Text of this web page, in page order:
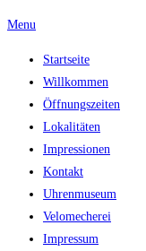
Menu
Startseite
Willkommen
Öffnungszeiten
Lokalitäten
Impressionen
Kontakt
Uhrenmuseum
Velomecherei
Impressum